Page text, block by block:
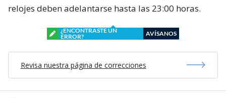
relojes deben adelantarse hasta las 23:00 horas.
¿ENCONTRASTE UN
ERROR?
AVÍSANOS
Revisa nuestra página de correcciones